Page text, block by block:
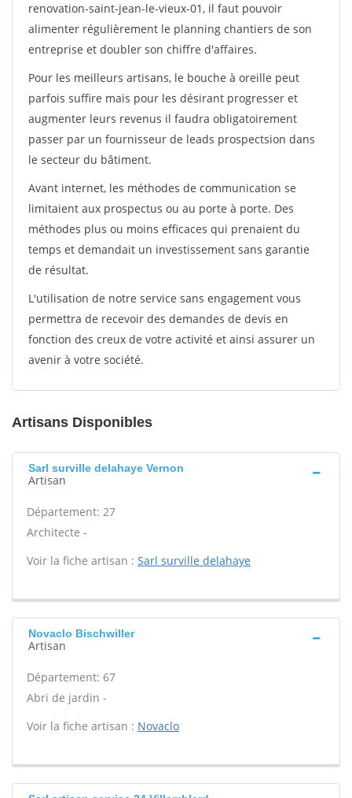
renovation-saint-jean-le-vieux-01, il faut pouvoir
alimenter régulièrement le planning chantiers de son
entreprise et doubler son chiffre d'affaires.
Pour les meilleurs artisans, le bouche à oreille peut
parfois suffire mais pour les désirant progresser et
augmenter leurs revenus il faudra obligatoirement
passer par un fournisseur de leads prospectsion dans
le secteur du bâtiment.
Avant internet, les méthodes de communication se
limitaient aux prospectus ou au porte à porte. Des
méthodes plus ou moins efficaces qui prenaient du
temps et demandait un investissement sans garantie
de résultat.
L'utilisation de notre service sans engagement vous
permettra de recevoir des demandes de devis en
fonction des creux de votre activité et ainsi assurer un
avenir à votre société.
Artisans Disponibles
Sarl surville delahaye Vernon
Artisan
Département: 27
Architecte -
Voir la fiche artisan : Sarl surville delahaye
Novaclo Bischwiller
Artisan
Département: 67
Abri de jardin -
Voir la fiche artisan : Novaclo